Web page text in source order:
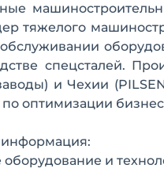
тяжелого
спецсталей.
и Чехии
оптимизации
информация:
и